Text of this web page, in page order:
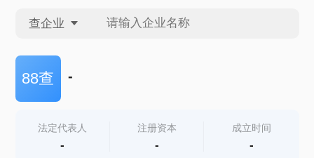
查企业
查企业
查产地
88查 -
法定代表人
-
注册资本
-
成立时间
-